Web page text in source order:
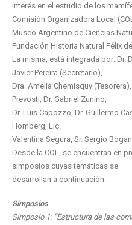
interés en el estudio de los
Comisión Organizadora Local
Museo Argentino de Ciencias
Fundación Historia Natural Félix
La misma, está integrada por: Dr.
Javier Pereira (Secretario),
Dra. Amelia Chemisquy
Prevosti, Dr. Gabriel Zunino,
Dr. Luis Capozzo, Dr. Guillermo
Homberg, Lic.
Valentina Segura, Sr. Sergio
Desde la COL, se encuentran en
simposios cuyas temáticas se
desarrollan a continuación.
Simposios
Simposio 1: “Estructura de las